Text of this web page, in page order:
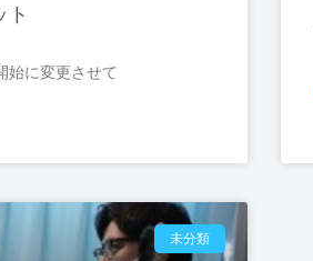
ト
始に変更させて
未分類